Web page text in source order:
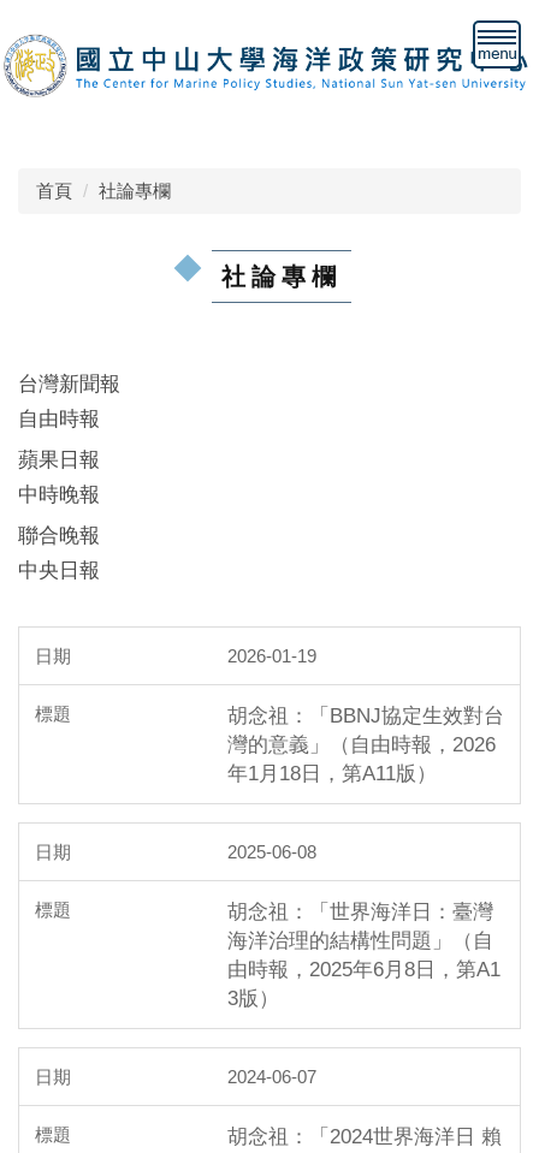
到
主
要
首頁 社論專欄
社論專欄
台灣新聞報
自由時報
蘋果日報
中時晚報
聯合晚報
中央日報
2026-01-19
胡念祖：「BBNJ協定生效對台
灣的意義」（自由時報，2026
年1月18日，第A11版）
2025-06-08
胡念祖：「世界海洋日：臺灣
海洋治理的結構性問題」（自
由時報，2025年6月8日，第A1
3版）
2024-06-07
胡念祖：「2024世界海洋日 賴